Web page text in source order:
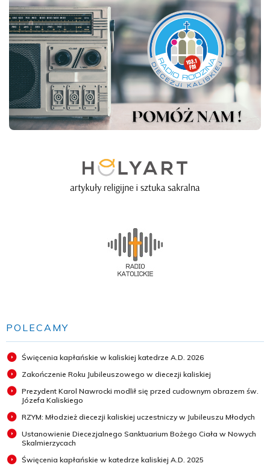
POLECAMY
Święcenia kapłańskie w kaliskiej katedrze A.D. 2026
Zakończenie Roku Jubileuszowego w diecezji kaliskiej
Prezydent Karol Nawrocki modlił się przed cudownym obrazem św.
Józefa Kaliskiego
RZYM: Młodzież diecezji kaliskiej uczestniczy w Jubileuszu Młodych
Ustanowienie Diecezjalnego Sanktuarium Bożego Ciała w Nowych
Skalmierzycach
Święcenia kapłańskie w katedrze kaliskiej A.D. 2025